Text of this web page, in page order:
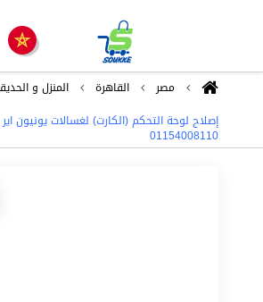
مصر القاهرة المنزل و
إصلاح لوحة التحكم (الكارت) لغسالات يونيون
01154008110